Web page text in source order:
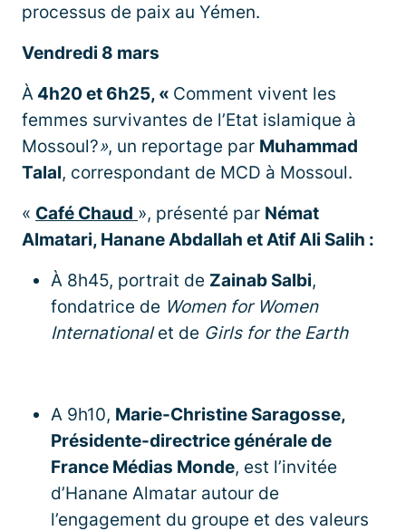
processus de paix au Yémen.
Vendredi 8 mars
À4h20 et 6h25, « Comment vivent les
femmes survivantes de l’Etat islamique à
Mossoul?», un reportage par Muhammad
Talal, correspondant de MCD à Mossoul.
« Café Chaud », présenté par Némat
Almatari, Hanane Abdallah et Atif Ali Salih :
À 8h45, portrait de Zainab Salbi,
fondatrice de Women for Women
Internationalet de Girls for the Earth
A 9h10, Marie-Christine Saragosse,
Présidente-directrice générale de
France Médias Monde, est l’invitée
d’Hanane Almatar autour de
l’engagement du groupe et des valeurs